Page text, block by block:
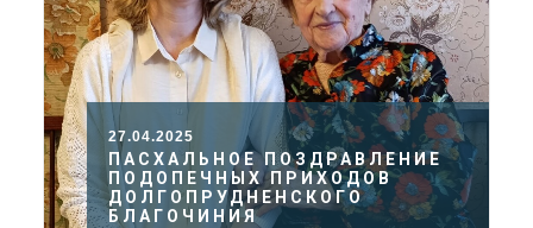
27.04.2025
ПАСХАЛЬНОЕ ПОЗДРАВЛЕНИЕ
ПОДОПЕЧНЫХ ПРИХОДОВ
ДОЛГОПРУДНЕНСКОГО
БЛАГОЧИНИЯ